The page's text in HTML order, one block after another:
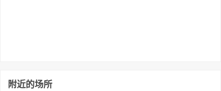
附近的场所